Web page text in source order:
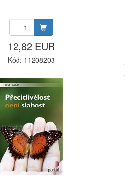
12,82 EUR
Kód: 11208203